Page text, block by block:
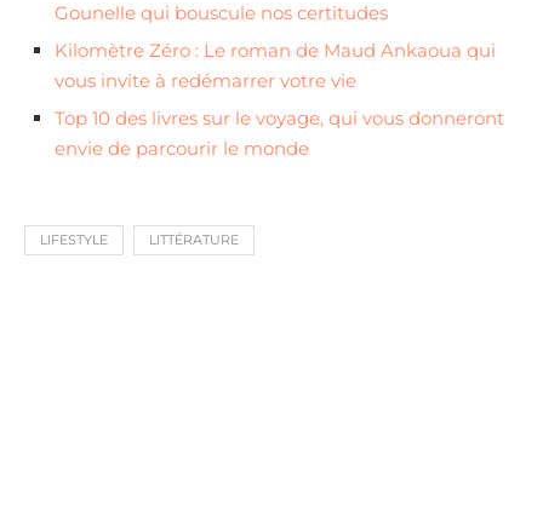
Gounelle qui bouscule nos certitudes
Kilomètre Zéro : Le roman de Maud Ankaoua qui
vous invite à redémarrer votre vie
Top 10 des livres sur le voyage, qui vous donneront
envie de parcourir le monde
LIFESTYLE LITTÉRATURE